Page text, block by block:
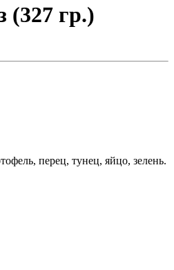
(327 гр.)
перец, тунец, яйцо, зелень.